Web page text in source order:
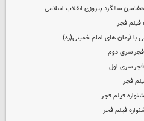
سالگرد پیروزی انقلاب اسلامی
فیلم فجر
با آرمان های امام خمینی(ره)
فجر سری دوم
سری اول
فجر
فیلم فجر
فیلم فجر